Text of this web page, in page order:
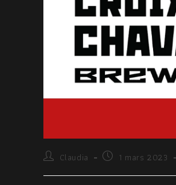
Claudia 1 mars 2023